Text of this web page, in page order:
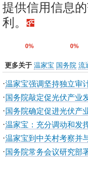
提供信用信息
利。
0% 0%
更多关于 温家宝 国务院 流
·温家宝强调坚持独立审
·国务院敲定促光伏产业
·国务院确定促进光伏产
·温家宝：充分调动和发
·温家宝到中关村考察并
·国务院常务会议研究部